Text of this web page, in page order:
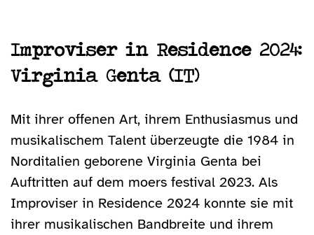
Improviser in Residence 2024:
Virginia Genta (IT)
Mit ihrer offenen Art, ihrem Enthusiasmus und
musikalischem Talent überzeugte die 1984 in
Norditalien geborene Virginia Genta bei
Auftritten auf dem moers festival 2023. Als
Improviser in Residence 2024 konnte sie mit
ihrer musikalischen Bandbreite und ihrem